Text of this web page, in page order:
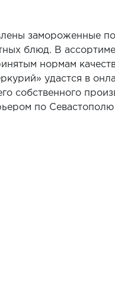
замороженные
блюд. В
нормам
удастся в
собственного
по